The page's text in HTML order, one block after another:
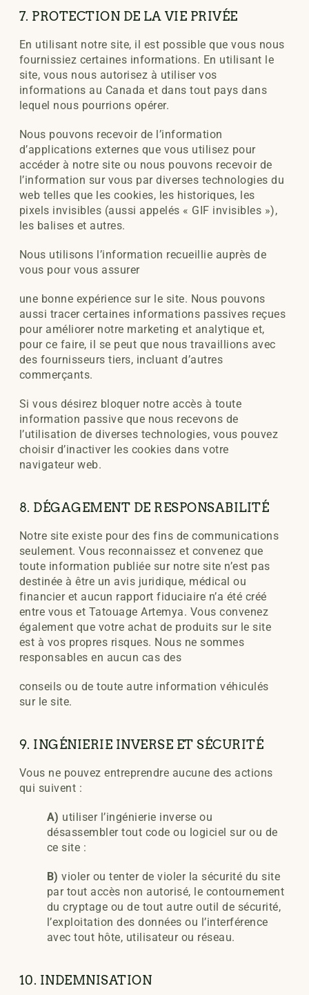
7. PROTECTION DE LA VIE PRIVÉE
En utilisant notre site, il est possible que vous nous
fournissiez certaines informations. En utilisant le
site, vous nous autorisez à utiliser vos
informations au Canada et dans tout pays dans
lequel nous pourrions opérer.
Nous pouvons recevoir de l’information
d’applications externes que vous utilisez pour
accéder à notre site ou nous pouvons recevoir de
l’information sur vous par diverses technologies du
web telles que les cookies, les historiques, les
pixels invisibles (aussi appelés « GIF invisibles »),
les balises et autres.
Nous utilisons l’information recueillie auprès de
vous pour vous assurer
une bonne expérience sur le site. Nous pouvons
aussi tracer certaines informations passives reçues
pour améliorer notre marketing et analytique et,
pour ce faire, il se peut que nous travaillions avec
des fournisseurs tiers, incluant d’autres
commerçants.
Si vous désirez bloquer notre accès à toute
information passive que nous recevons de
l’utilisation de diverses technologies, vous pouvez
choisir d’inactiver les cookies dans votre
navigateur web.
8. DÉGAGEMENT DE RESPONSABILITÉ
Notre site existe pour des fins de communications
seulement. Vous reconnaissez et convenez que
toute information publiée sur notre site n’est pas
destinée à être un avis juridique, médical ou
financier et aucun rapport fiduciaire n’a été créé
entre vous et Tatouage Artemya. Vous convenez
également que votre achat de produits sur le site
est à vos propres risques. Nous ne sommes
responsables en aucun cas des
conseils ou de toute autre information véhiculés
sur le site.
9. INGÉNIERIE INVERSE ET SÉCURITÉ
Vous ne pouvez entreprendre aucune des actions
qui suivent :
A) utiliser l’ingénierie inverse ou
désassembler tout code ou logiciel sur ou de
ce site :
B) violer ou tenter de violer la sécurité du site
par tout accès non autorisé, le contournement
du cryptage ou de tout autre outil de sécurité,
l’exploitation des données ou l’interférence
avec tout hôte, utilisateur ou réseau.
10. INDEMNISATION